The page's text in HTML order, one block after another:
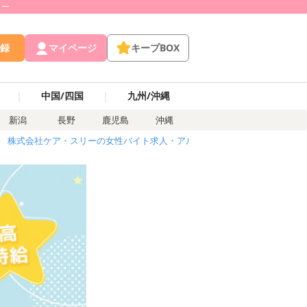
マイページ キープBOX
中国/四国 九州/沖縄
新潟 長野 鹿児島
沖縄
株式会社ケア・スリーの女性バイト求人・アルバイト